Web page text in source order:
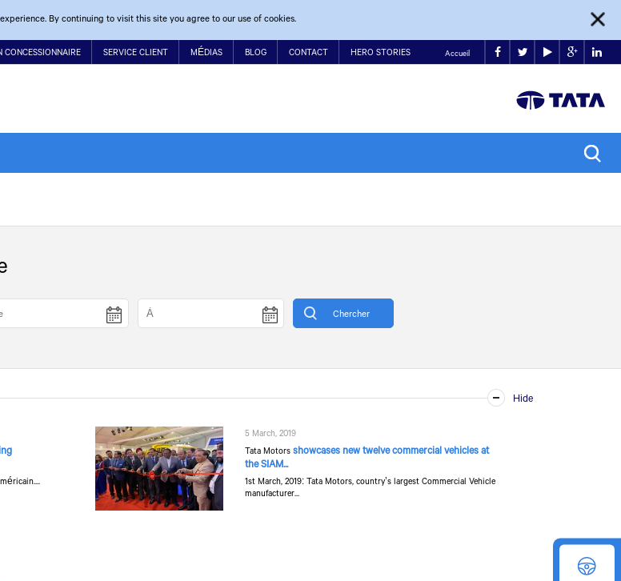
By continuing to visit this site you agree to our use of cookies.
CONCESSIONNAIRE SERVICE CLIENT MÉDIAS BLOG CONTACT HERO STORIES Accueil
5 March, 2019
Tata Motors showcases new twelve commercial vehicles at
the SIAM...
1st March, 2019: Tata Motors, country’s largest Commercial Vehicle
manufacturer...